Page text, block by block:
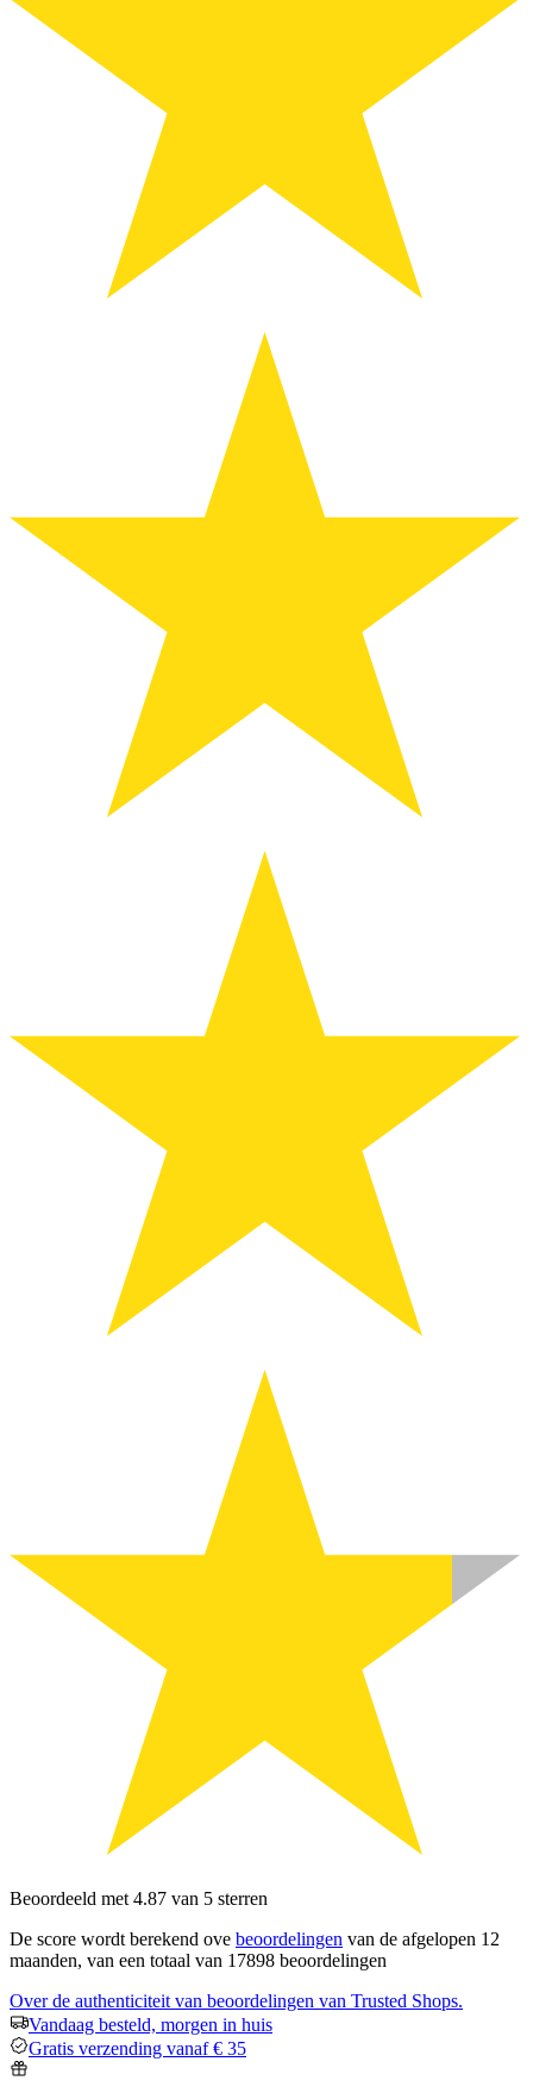
Beoordeeld met 4.87 van 5 sterren
De score wordt berekend ove beoordelingen van de afgelopen 12
maanden, van een totaal van 17898 beoordelingen
Over de authenticiteit van beoordelingen van Trusted Shops.
Vandaag besteld, morgen in huis
Gratis verzending vanaf € 35